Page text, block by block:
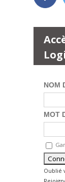
NOM
MOT
Oublié